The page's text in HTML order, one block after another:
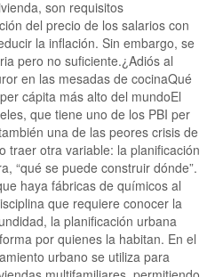
son requisitos
del precio de los salarios con
la inflación. Sin embargo, se
pero no suficiente.¿Adiós al
en las mesadas de cocinaQué
cápita más alto del mundoEl
que tiene uno de los PBI per
una de las peores crisis de
traer otra variable: la planificación
“qué se puede construir dónde”.
haya fábricas de químicos al
que requiere conocer la
la planificación urbana
por quienes la habitan. En el
urbano se utiliza para